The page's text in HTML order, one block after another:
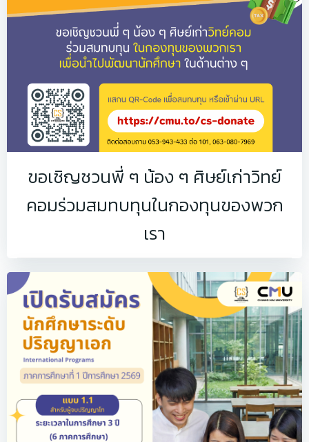
ขอเชิญชวนพี่ ๆ น้อง ๆ ศิษย์เก่าวิทย์
คอมร่วมสมทบทุนในกองทุนของพวก
เรา